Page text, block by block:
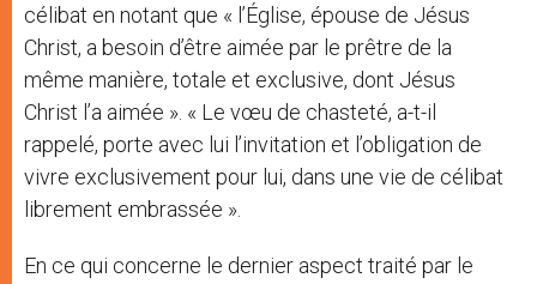
célibat en notant que « l’Église, épouse de Jésus
Christ, a besoin d’être aimée par le prêtre de la
même manière, totale et exclusive, dont Jésus
Christ l’a aimée ». « Le vœu de chasteté, a-t-il
rappelé, porte avec lui l’invitation et l’obligation de
vivre exclusivement pour lui, dans une vie de célibat
librement embrassée ».
En ce qui concerne le dernier aspect traité par le